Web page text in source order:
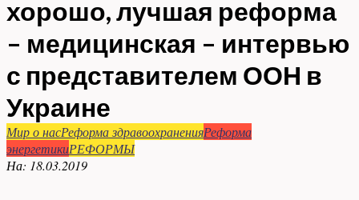
хорошо, лучшая реформа
– медицинская – интервью
с представителем ООН в
Украине
Мир о насРеформа здравоохраненияРеформа
энергетикиРЕФОРМЫ
На: 18.03.2019